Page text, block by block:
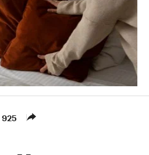
925